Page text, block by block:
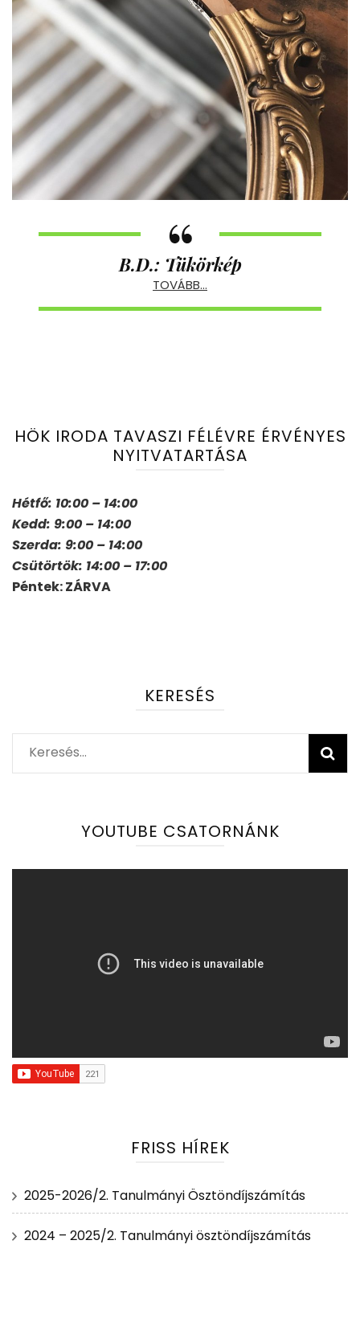
B.D.: Tükörkép
TOVÁBB…
HÖK IRODA TAVASZI FÉLÉVRE ÉRVÉNYES
NYITVATARTÁSA
Hétfő: 10:00 – 14:00
Kedd: 9:00 – 14:00
Szerda: 9:00 – 14:00
Csütörtök: 14:00 – 17:00
Péntek: ZÁRVA
KERESÉS
Keresés:
YOUTUBE CSATORNÁNK
FRISS HÍREK
2025-2026/2. Tanulmányi Ösztöndíjszámítás
2024 – 2025/2. Tanulmányi ösztöndíjszámítás